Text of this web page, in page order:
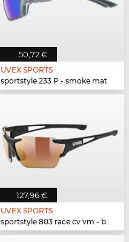
50,72 €
UVEX SPORTS
sportstyle 233 P - smoke mat
127,96 €
UVEX SPORTS
sportstyle 803 race cv vm - black mat